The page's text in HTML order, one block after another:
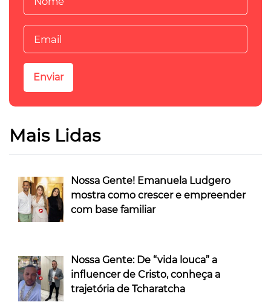
Mais Lidas
Nossa Gente! Emanuela Ludgero
mostra como crescer e empreender
com base familiar
Nossa Gente: De “vida louca” a
influencer de Cristo, conheça a
trajetória de Tcharatcha